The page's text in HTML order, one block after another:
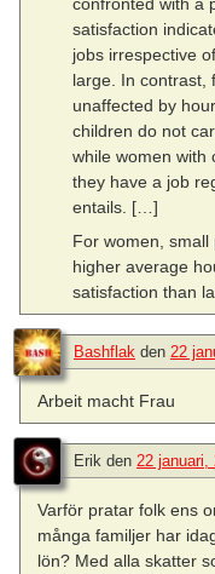
satisfaction
jobs irrespective
large. In contrast,
unaffected by
children do not
while women with
they have a job
entails. […]
For women,
higher average
satisfaction than
Bashflak den 22
Arbeit macht Frau
Erik den 22 januari,
Varför pratar folk ens
många familjer har
lön? Med alla skatter